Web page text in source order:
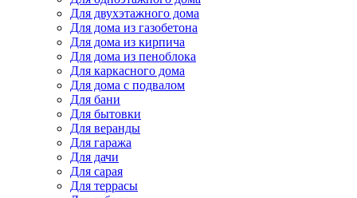
Для двухэтажного дома
Для дома из газобетона
Для дома из кирпича
Для дома из пеноблока
Для каркасного дома
Для дома с подвалом
Для бани
Для бытовки
Для веранды
Для гаража
Для дачи
Для сарая
Для террасы